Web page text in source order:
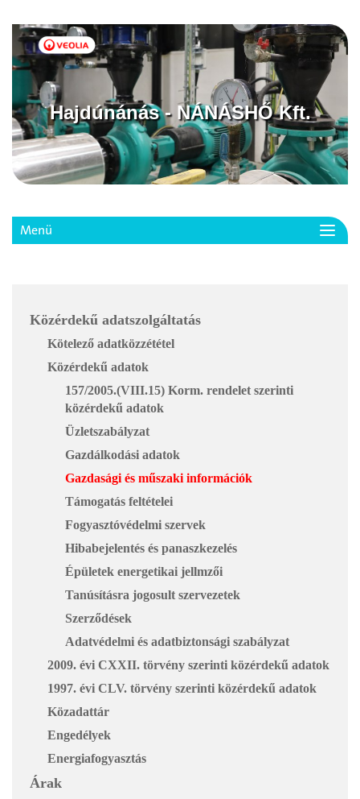
Hajdúnánás - NÁNÁSHŐ Kft.
Menü
Közérdekű adatszolgáltatás
Kötelező adatközzététel
Közérdekű adatok
157/2005.(VIII.15) Korm. rendelet szerinti
közérdekű adatok
Üzletszabályzat
Gazdálkodási adatok
Gazdasági és műszaki információk
Támogatás feltételei
Fogyasztóvédelmi szervek
Hibabejelentés és panaszkezelés
Épületek energetikai jellmzői
Tanúsításra jogosult szervezetek
Szerződések
Adatvédelmi és adatbiztonsági szabályzat
2009. évi CXXII. törvény szerinti közérdekű adatok
1997. évi CLV. törvény szerinti közérdekű adatok
Közadattár
Engedélyek
Energiafogyasztás
Árak